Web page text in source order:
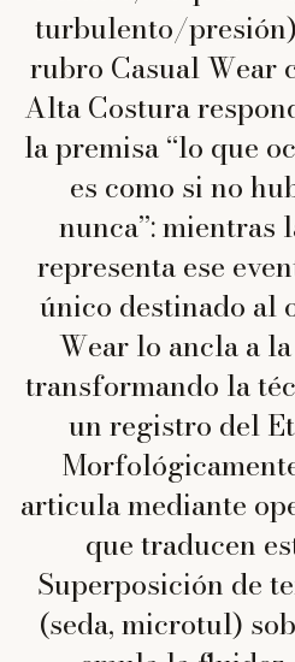
turbulento/
rubro Casual Wear
Alta Costura
la premisa “lo que
es como si no
nunca”: mientras
representa ese
único destinado al
Wear lo ancla a
transformando la
un registro del
articula mediante
que traducen
Superposición de
(seda, microtul)